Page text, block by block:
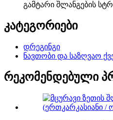
გამტარი შლანგების
კატეგორიები
დრეგინგი
ნავთობი და საზღვაო
რეკომენდებული